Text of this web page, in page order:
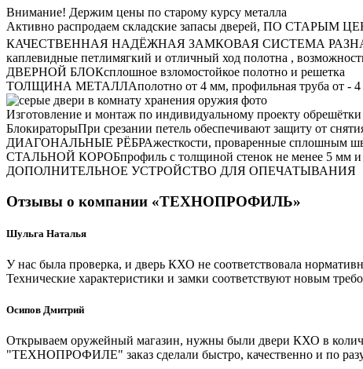
Внимание! Держим цены по старому курсу металла
Активно распродаем складские запасы дверей, ПО СТАРЫМ
КАЧЕСТВЕННАЯ НАДЁЖНАЯ ЗАМКОВАЯ СИСТЕМА
каплевидные петлимягкий и отличный ход полотна ,
ДВЕРНОЙ БЛОКсплошное взломостойкое полотно и решетка
ТОЛЩИНА МЕТАЛЛАполотно от 4 мм, профильная труба от -
Изготовление и монтаж по индивидуальному проекту
БлокираторыПри срезании петель обеспечивают защиту от
ДИАГОНАЛЬНЫЕ РЁБРАжесткости, проваренные сплошным
СТАЛЬНОЙ КОРОБпрофиль с толщиной стенок не менее 5 мм
ДОПОЛНИТЕЛЬНОЕ УСТРОЙСТВО ДЛЯ ОПЕЧАТЫВАНИЯ
Отзывы о компании «ТЕХНОПРОФИЛЬ»
Шульга Наталья
У нас была проверка, и дверь КХО не соответствовала
Технические характеристики и замки соответствуют новым
Осипов Дмитрий
Открываем оружейный магазин, нужны были двери КХО в
"ТЕХНОПРОФИЛЕ" заказ сделали быстро, качественно и по